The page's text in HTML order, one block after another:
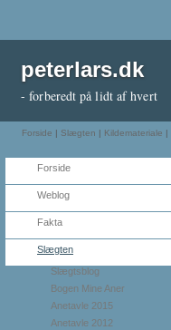
peterlars.dk
- forberedt på lidt af hvert
Forside | Slægten | Kildemateriale |
Forside
Weblog
Fakta
Slægten
Slægtsblog
Bogen Mine Aner
Anetavle 2015
Anetavle 2012